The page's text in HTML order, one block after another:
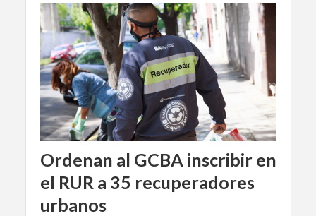
Ordenan al GCBA inscribir en
el RUR a 35 recuperadores
urbanos